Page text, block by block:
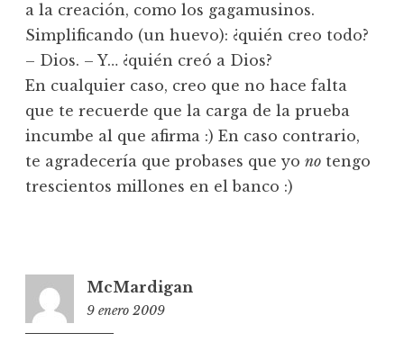
a la creación, como los gagamusinos.
Simplificando (un huevo): ¿quién creo todo?
– Dios. – Y… ¿quién creó a Dios?
En cualquier caso, creo que no hace falta
que te recuerde que la carga de la prueba
incumbe al que afirma :) En caso contrario,
te agradecería que probases que yo no tengo
trescientos millones en el banco :)
McMardigan
9 enero 2009